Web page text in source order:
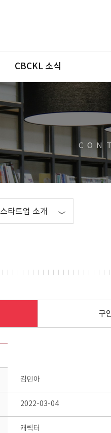
CBCKL 소식
스타트업 소개
구
김민아
2022-03-04
캐릭터